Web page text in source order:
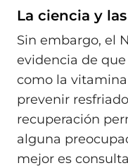
La ciencia y
Sin embargo, el
evidencia de
como la
prevenir
recuperación
alguna
mejor es